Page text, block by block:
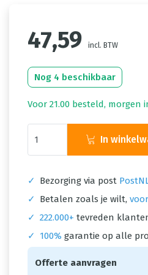
47,59 incl. BTW
Nog 4 beschikbaar
Voor 21.00 besteld, morgen
In
✓ Bezorging via post
✓
Betalen zoals je wilt,
✓ 222.000+ tevreden
✓
100% garantie op alle
Offerte aanvragen